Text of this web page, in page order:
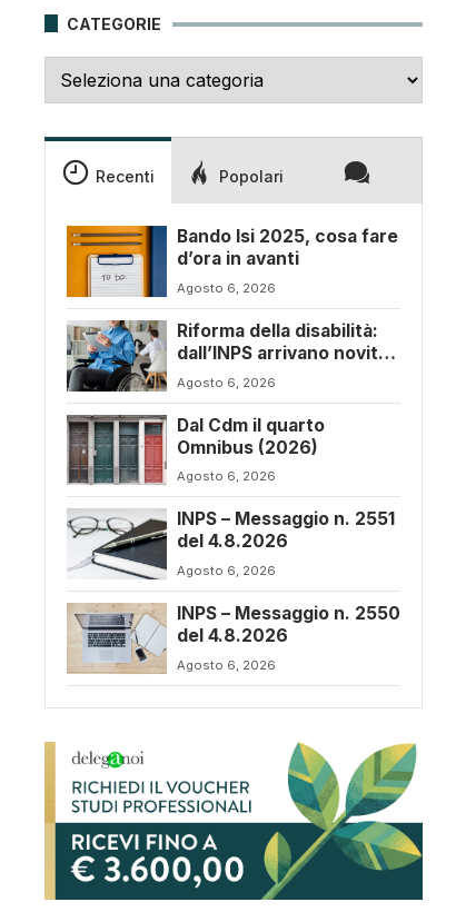
25,00€.18,00€.
CATEGORIE
Recenti Popolari
Bando Isi 2025, cosa fare
d’ora in avanti
Agosto 6, 2026
Riforma della disabilità:
dall’INPS arrivano novità
sul progetto di vita
Agosto 6, 2026
Dal Cdm il quarto
Omnibus (2026)
Agosto 6, 2026
INPS – Messaggio n. 2551
del 4.8.2026
Agosto 6, 2026
INPS – Messaggio n. 2550
del 4.8.2026
Agosto 6, 2026